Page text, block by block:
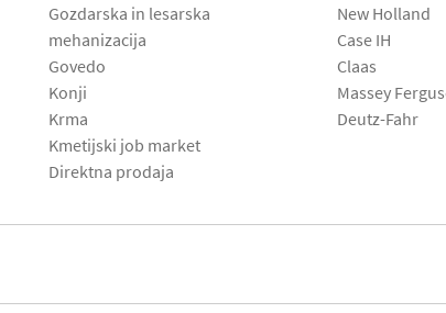
Gozdarska in lesarska
mehanizacija
Govedo
Konji
Krma
Kmetijski job market
Direktna prodaja
New Holland
Case IH
Claas
Massey
Deutz-Fahr